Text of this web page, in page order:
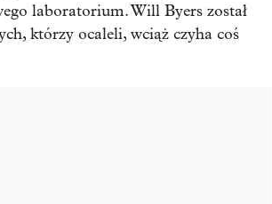
laboratorium. Will Byers został
którzy ocaleli, wciąż czyha coś